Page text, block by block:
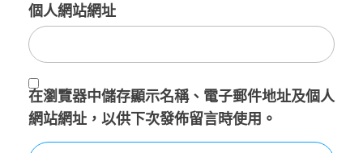
個人網站網址
在瀏覽器中儲存顯示名稱、電子郵件地址及個人
網站網址，以供下次發佈留言時使用。